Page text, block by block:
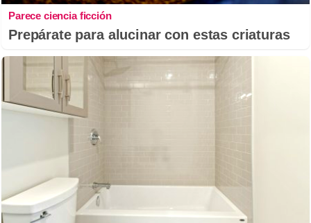
Parece ciencia ficción
Prepárate para alucinar con estas criaturas